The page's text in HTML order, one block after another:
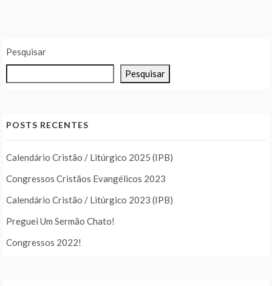
Pesquisar
Pesquisar
POSTS RECENTES
Calendário Cristão / Litúrgico 2025 (IPB)
Congressos Cristãos Evangélicos 2023
Calendário Cristão / Litúrgico 2023 (IPB)
Preguei Um Sermão Chato!
Congressos 2022!